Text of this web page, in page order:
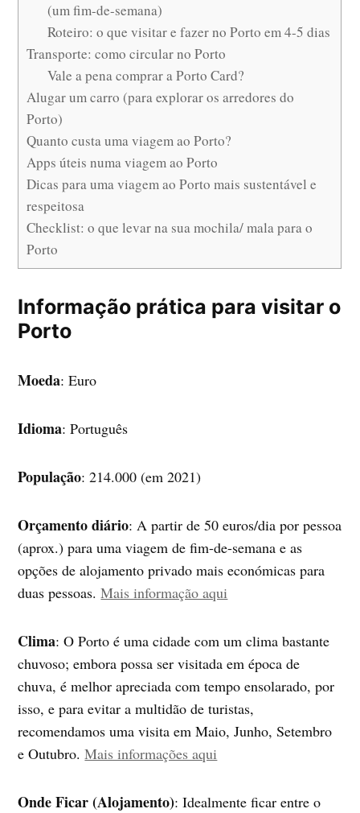
(um fim-de-semana)
Roteiro: o que visitar e fazer no Porto em 4-5 dias
Transporte: como circular no Porto
Vale a pena comprar a Porto Card?
Alugar um carro (para explorar os arredores do
Porto)
Quanto custa uma viagem ao Porto?
Apps úteis numa viagem ao Porto
Dicas para uma viagem ao Porto mais sustentável e
respeitosa
Checklist: o que levar na sua mochila/ mala para o
Porto
Informação prática para visitar o
Porto
Moeda: Euro
Idioma: Português
População: 214.000 (em 2021)
Orçamento diário: A partir de 50 euros/dia por pessoa
(aprox.) para uma viagem de fim-de-semana e as
opções de alojamento privado mais económicas para
duas pessoas.Mais informação aqui
Clima: O Porto é uma cidade com um clima bastante
chuvoso; embora possa ser visitada em época de
chuva, é melhor apreciada com tempo ensolarado, por
isso, e para evitar a multidão de turistas,
recomendamos uma visita em Maio, Junho, Setembro
e Outubro.Mais informações aqui
Onde Ficar (Alojamento): Idealmente ficar entre o